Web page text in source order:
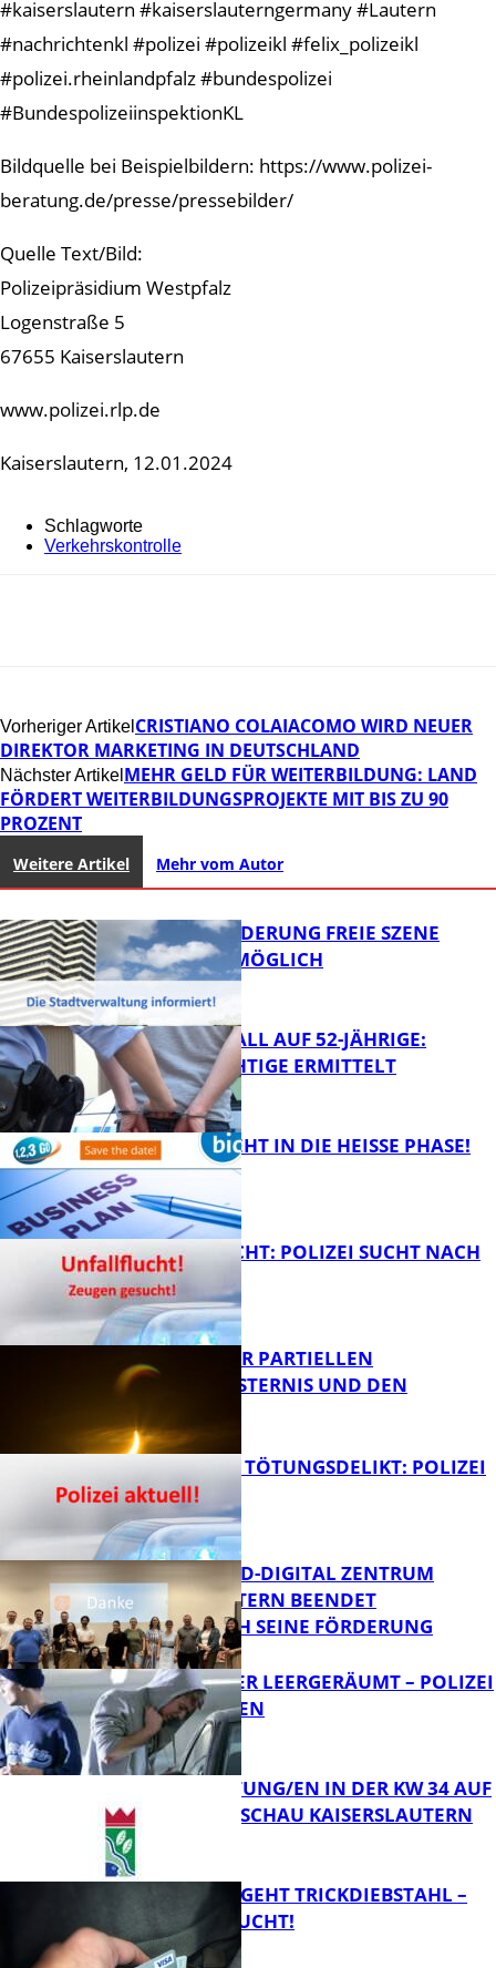
#kaiserslautern #kaiserslauterngermany #Lautern
#nachrichtenkl #polizei #polizeikl #felix_polizeikl
#polizei.rheinlandpfalz #bundespolizei
#BundespolizeiinspektionKL
Bildquelle bei Beispielbildern: https://www.polizei-
beratung.de/presse/pressebilder/
Quelle Text/Bild:
Polizeipräsidium Westpfalz
Logenstraße 5
67655 Kaiserslautern
www.polizei.rlp.de
Kaiserslautern, 12.01.2024
Schlagworte
Verkehrskontrolle
Vorheriger Artikel CRISTIANO COLAIACOMO WIRD NEUER
DIREKTOR MARKETING IN DEUTSCHLAND
Nächster Artikel MEHR GELD FÜR WEITERBILDUNG: LAND
FÖRDERT WEITERBILDUNGSPROJEKTE MIT BIS ZU 90
PROZENT
Weitere Artikel Mehr vom Autor
FB Kultur
PROJEKTFÖRDERUNG FREIE SZENE
WEITERHIN MÖGLICH
FB News
RAUBÜBERFALL AUF 52-JÄHRIGE:
TATVERDÄCHTIGE ERMITTELT
1,2,3 GO® GEHT IN DIE HEISSE PHASE!
UNFALLFLUCHT: POLIZEI SUCHT NACH
ZEUGEN
VORTRAG ZUR PARTIELLEN
SONNENFINSTERNIS UND DEN
PERSEIDEN
FB News
VERSUCHTES TÖTUNGSDELIKT: POLIZEI
ERMITTELT
FB News
MITTELSTAND-DIGITAL ZENTRUM
KAISERSLAUTERN BEENDET
ERFOLGREICH SEINE FÖRDERUNG
TRANSPORTER LEERGERÄUMT – POLIZEI
SUCHT ZEUGEN
FB Kultur
VERANSTALTUNG/EN IN DER KW 34 AUF
DER GARTENSCHAU KAISERSLAUTERN
PÄRCHEN BEGEHT TRICKDIEBSTAHL –
ZEUGEN GESUCHT!